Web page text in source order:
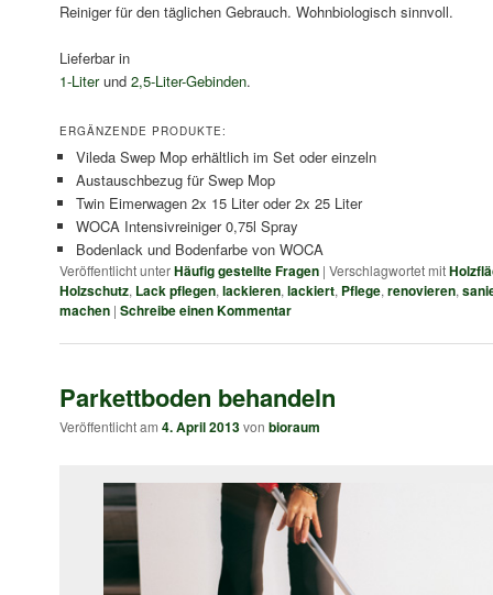
Reiniger für den täglichen Gebrauch. Wohnbiologisch sinnvoll.
Lieferbar in
1-Literund 2,5-Liter-Gebinden.
ERGÄNZENDE PRODUKTE:
Vileda Swep Mop erhältlich im Set oder einzeln
Austauschbezug für Swep Mop
Twin Eimerwagen 2x 15 Liter oder 2x 25 Liter
WOCA Intensivreiniger 0,75l Spray
Bodenlack und Bodenfarbe von WOCA
Veröffentlicht unterHäufig gestellte Fragen | Verschlagwortet mit
Holzschutz, Lack pflegen, lackieren, lackiert, Pflege, renovieren,
machen | Schreibe einen Kommentar
Parkettboden behandeln
Veröffentlicht am 4. April 2013von bioraum